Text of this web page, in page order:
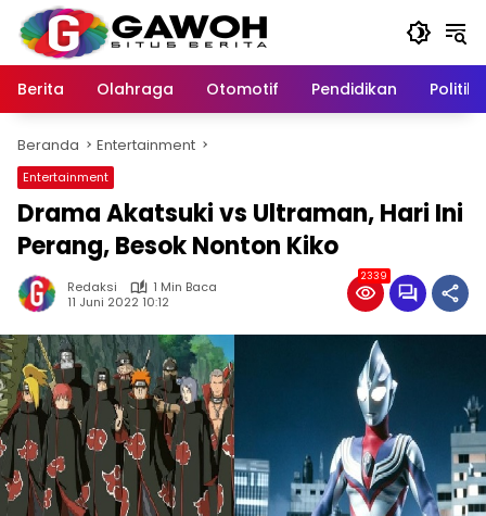
Langsung
konten
Berita
Olahraga Otomotif Pendidikan Politik
Beranda Entertainment
Entertainment
Drama Akatsuki vs Ultraman, Hari Ini
Perang, Besok Nonton Kiko
Redaksi
1 Min Baca
11 Juni 2022 10:12
2339